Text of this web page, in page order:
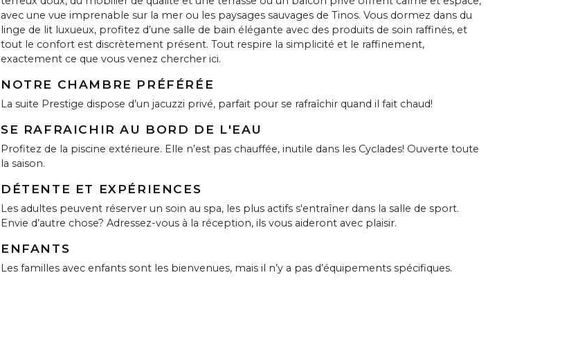
avec une vue imprenable sur la mer ou les paysages sauvages de Tinos. Vous dormez dans du
linge de lit luxueux, profitez d’une salle de bain élégante avec des produits de soin raffinés, et
tout le confort est discrètement présent. Tout respire la simplicité et le raffinement,
exactement ce que vous venez chercher ici.
NOTRE CHAMBRE PRÉFÉRÉE
La suite Prestige dispose d’un jacuzzi privé, parfait pour se rafraîchir quand il fait chaud!
SE RAFRAICHIR AU BORD DE L'EAU
Profitez de la piscine extérieure. Elle n’est pas chauffée, inutile dans les Cyclades! Ouverte toute
la saison.
DÉTENTE ET EXPÉRIENCES
Les adultes peuvent réserver un soin au spa, les plus actifs s'entraîner dans la salle de sport.
Envie d’autre chose? Adressez-vous à la réception, ils vous aideront avec plaisir.
ENFANTS
Les familles avec enfants sont les bienvenues, mais il n’y a pas d’équipements spécifiques.